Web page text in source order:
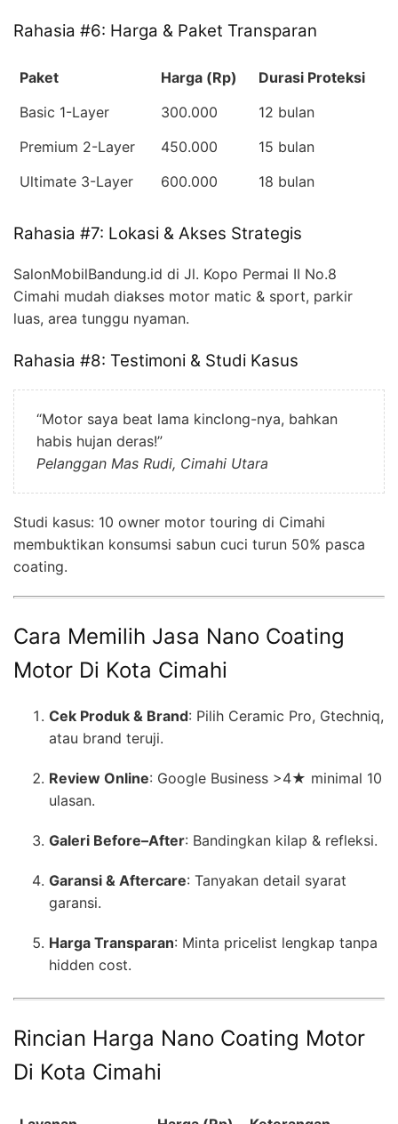
Rahasia #6: Harga & Paket Transparan
Paket Harga (Rp)
Durasi Proteksi
Basic 1-Layer
300.000
12 bulan
Premium 2-Layer
450.000
15 bulan
Ultimate 3-Layer
600.000 18 bulan
Rahasia #7: Lokasi & Akses Strategis
SalonMobilBandung.id di Jl. Kopo Permai II No.8
Cimahi mudah diakses motor matic & sport, parkir
luas, area tunggu nyaman.
Rahasia #8: Testimoni & Studi Kasus
“Motor saya beat lama kinclong-nya, bahkan
habis hujan deras!”
Pelanggan Mas Rudi, Cimahi Utara
Studi kasus: 10 owner motor touring di Cimahi
membuktikan konsumsi sabun cuci turun 50% pasca
coating.
Cara Memilih Jasa Nano Coating
Motor Di Kota Cimahi
Cek Produk & Brand: Pilih Ceramic Pro, Gtechniq,
atau brand teruji.
Review Online: Google Business >4★ minimal 10
ulasan.
Galeri Before–After: Bandingkan kilap & refleksi.
Garansi & Aftercare: Tanyakan detail syarat
garansi.
Harga Transparan: Minta pricelist lengkap tanpa
hidden cost.
Rincian Harga Nano Coating Motor
Di Kota Cimahi